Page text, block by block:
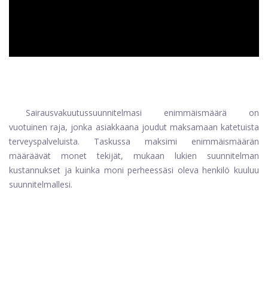
Sairausvakuutussuunnitelmasi enimmäismäärä on
vuotuinen raja, jonka asiakkaana joudut maksamaan katetuista
terveyspalveluista. Taskussa maksimi enimmäismäärän
määräävät monet tekijät, mukaan lukien suunnitelman
kustannukset ja kuinka moni perheessäsi oleva henkilö kuuluu
suunnitelmallesi.